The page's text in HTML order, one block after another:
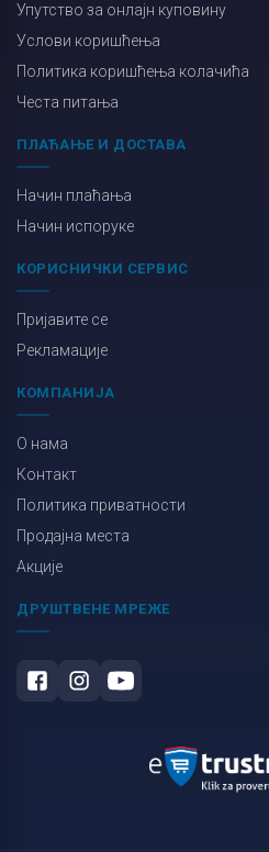
Упутство за онлајн куповину
Услови коришћења
Политика коришћења колачића
Честа питања
ПЛАЋАЊЕ И ДОСТАВА
Начин плаћања
Начин испоруке
КОРИСНИЧКИ СЕРВИС
Пријавите се
Рекламације
КОМПАНИЈА
О нама
Контакт
Политика приватности
Продајна места
Акције
ДРУШТВЕНЕ МРЕЖЕ